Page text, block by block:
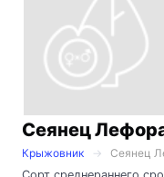
Сеянец
Крыжовник
Сеянец